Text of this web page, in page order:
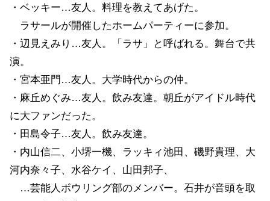
・ベッキー…友人。料理を教えてあげた。
ラサールが開催したホームパーティーに参加。
・辺見えみり…友人。「ラサ」と呼ばれる。舞台で共
演。
・宮本亜門…友人。大学時代からの仲。
・麻丘めぐみ…友人。飲み友達。朝丘がアイドル時代
に大ファンだった。
・田島令子…友人。飲み友達。
・内山信二、小堺一機、ラッキィ池田、磯野貴理、大
河内奈々子、水谷ケイ、山田邦子、
…芸能人ボウリング部のメンバー。石井が音頭を取